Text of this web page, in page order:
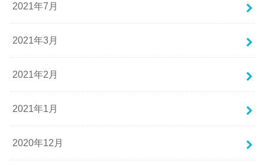
2021年7月
2021年3月
2021年2月
2021年1月
2020年12月